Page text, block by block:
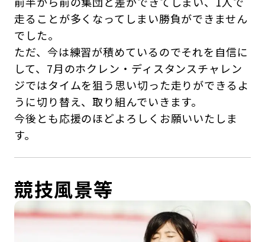
走ることが多くなってしまい勝負ができません
でした。
ただ、今は練習が積めているのでそれを自信に
して、7月のホクレン・ディスタンスチャレン
ジではタイムを狙う思い切った走りができるよ
うに切り替え、取り組んでいきます。
今後とも応援のほどよろしくお願いいたしま
す。
競技風景等